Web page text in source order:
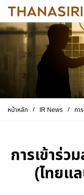
หน้าหลัก / IR News / กา
การเข้าร่
(ไทยแ